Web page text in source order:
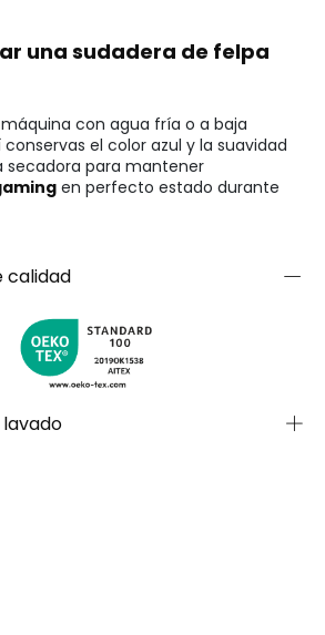
una sudadera de felpa
con agua fría o a baja
el color azul y la suavidad
secadora para mantener
en perfecto estado durante
calidad